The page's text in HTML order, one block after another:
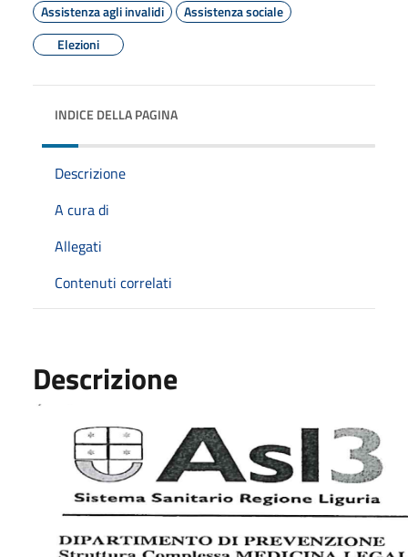
Assistenza agli invalidi
Assistenza sociale
Elezioni
INDICE DELLA PAGINA
Descrizione
A cura di
Allegati
Contenuti correlati
Descrizione